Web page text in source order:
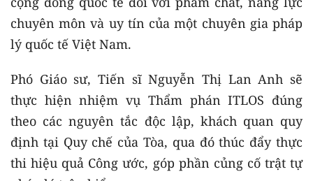
chuyên môn và uy tín của một chuyên gia pháp
lý quốc tế Việt Nam.
Phó Giáo sư, Tiến sĩ Nguyễn Thị Lan Anh sẽ
thực hiện nhiệm vụ Thẩm phán ITLOS đúng
theo các nguyên tắc độc lập, khách quan quy
định tại Quy chế của Tòa, qua đó thúc đẩy thực
thi hiệu quả Công ước, góp phần củng cố trật tự